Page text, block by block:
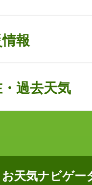
報
過去天気
お天気ナビゲー